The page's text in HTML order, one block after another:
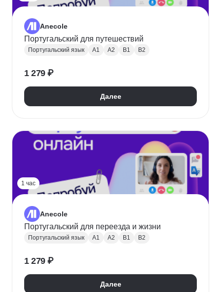
Anecole
Португальский для путешествий
Португальский язык A1 A2 B1 B2
1 279 ₽
Далее
1 час
Anecole
Португальский для переезда и жизни
Португальский язык A1 A2 B1 B2
1 279 ₽
Далее